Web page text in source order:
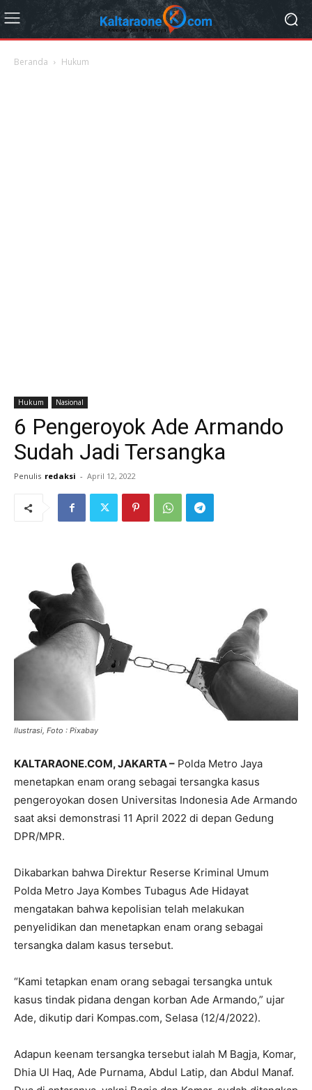
Beranda Hukum
Hukum Nasional
6 Pengeroyok Ade Armando
Sudah Jadi Tersangka
Penulis redaksi - April 12, 2022
Ilustrasi, Foto : Pixabay
KALTARAONE.COM, JAKARTA – Polda Metro Jaya
menetapkan enam orang sebagai tersangka kasus
pengeroyokan dosen Universitas Indonesia Ade Armando
saat aksi demonstrasi 11 April 2022 di depan Gedung
DPR/MPR.
Dikabarkan bahwa Direktur Reserse Kriminal Umum
Polda Metro Jaya Kombes Tubagus Ade Hidayat
mengatakan bahwa kepolisian telah melakukan
penyelidikan dan menetapkan enam orang sebagai
tersangka dalam kasus tersebut.
“Kami tetapkan enam orang sebagai tersangka untuk
kasus tindak pidana dengan korban Ade Armando,” ujar
Ade, dikutip dari Kompas.com, Selasa (12/4/2022).
Adapun keenam tersangka tersebut ialah M Bagja, Komar,
Dhia Ul Haq, Ade Purnama, Abdul Latip, dan Abdul Manaf.